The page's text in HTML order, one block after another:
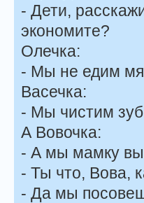
- Дети,
экономите?
Олечка:
- Мы не едим
Васечка:
- Мы чистим
А Вовочка:
- А мы мамку
- Ты что, Вова,
- Да мы